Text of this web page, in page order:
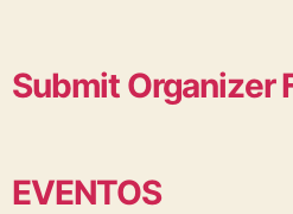
Submit Organizer
EVENTOS